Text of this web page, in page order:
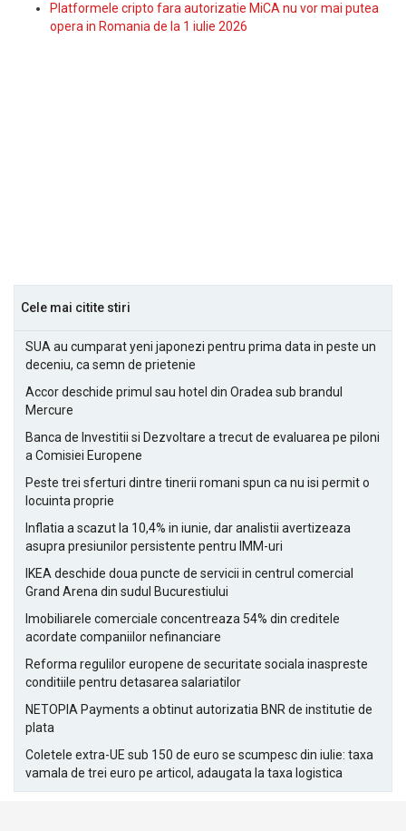
Platformele cripto fara autorizatie MiCA nu vor mai putea
opera in Romania de la 1 iulie 2026
Cele mai citite stiri
SUA au cumparat yeni japonezi pentru prima data in peste un
deceniu, ca semn de prietenie
Accor deschide primul sau hotel din Oradea sub brandul
Mercure
Banca de Investitii si Dezvoltare a trecut de evaluarea pe piloni
a Comisiei Europene
Peste trei sferturi dintre tinerii romani spun ca nu isi permit o
locuinta proprie
Inflatia a scazut la 10,4% in iunie, dar analistii avertizeaza
asupra presiunilor persistente pentru IMM-uri
IKEA deschide doua puncte de servicii in centrul comercial
Grand Arena din sudul Bucurestiului
Imobiliarele comerciale concentreaza 54% din creditele
acordate companiilor nefinanciare
Reforma regulilor europene de securitate sociala inaspreste
conditiile pentru detasarea salariatilor
NETOPIA Payments a obtinut autorizatia BNR de institutie de
plata
Coletele extra-UE sub 150 de euro se scumpesc din iulie: taxa
vamala de trei euro pe articol, adaugata la taxa logistica